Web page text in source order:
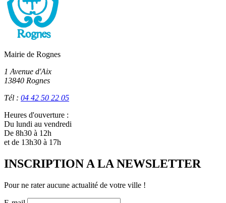
Mairie de Rognes
1 Avenue d'Aix
13840 Rognes
Tél : 04 42 50 22 05
Heures d'ouverture :
Du lundi au vendredi
De 8h30 à 12h
et de 13h30 à 17h
INSCRIPTION A LA NEWSLETTER
Pour ne rater aucune actualité de votre ville !